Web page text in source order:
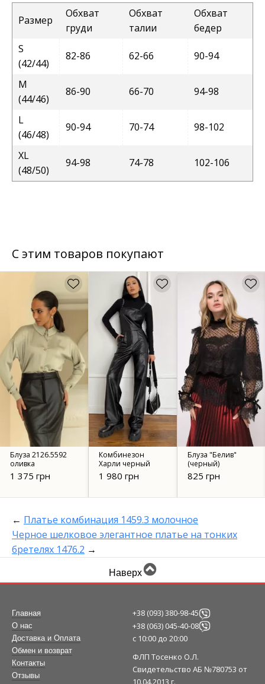
Размер
Обхват
груди
Обхват
талии
Обхват
бедер
S
(42/44)
82-86 62-66 90-94
M
(44/46)
86-90 66-70 94-98
L
(46/48)
90-94 70-74 98-102
XL
(48/50)
94-98 74-78 102-106
С этим товаров покупают
Блуза 2126.5592
оливка
1 375 грн
Комбинезон
Харли черный
1 980 грн
Блуза "Белив"
(черный)
825 грн
← Платье комбинация 1459.3 молочное
Черное шелковое элегантное платье на тонких
бретелях 1476.2 →
Наверх
Главная
О нас
Доставка и Оплата
Обмен и возврат
Контакты
Отзывы
+38 (093) 380-98-45
+38 (063) 045-40-08
с 10:00 до 20:00
ФЛП Тосенко О.Л.
Свидетельство АБ №780753 от
10.04.2013 г.